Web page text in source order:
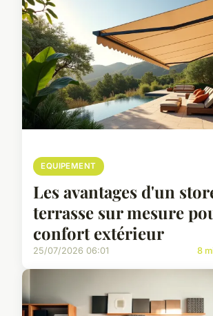
EQUIPEMENT
Les avantages d'un
terrasse sur mesure
confort extérieur
25/07/2026 06:01 8